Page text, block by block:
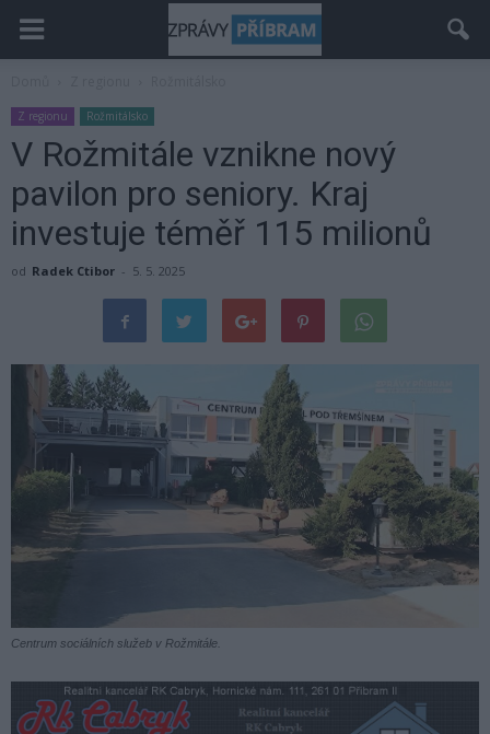
Z regionu Rožmitálsko
V Rožmitále vznikne nový
pavilon pro seniory. Kraj
investuje téměř 115 milionů
od Radek Ctibor - 5. 5. 2025
Centrum sociálních služeb v Rožmitále.